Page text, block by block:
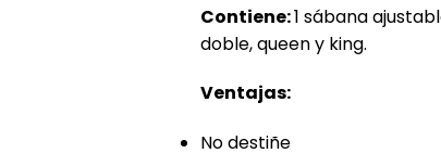
Contiene:1 sábana
doble, queen y king.
Ventajas:
No destiñe